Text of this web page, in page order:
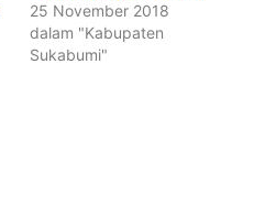
25 November 2018
dalam "Kabupaten
Sukabumi"